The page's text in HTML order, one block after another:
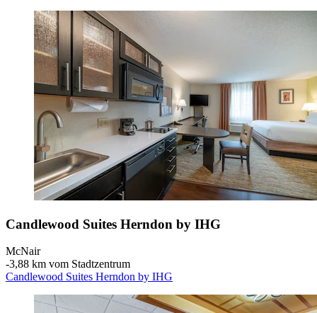
Candlewood Suites Herndon by IHG
McNair
‐3,88 km vom Stadtzentrum
Candlewood Suites Herndon by IHG